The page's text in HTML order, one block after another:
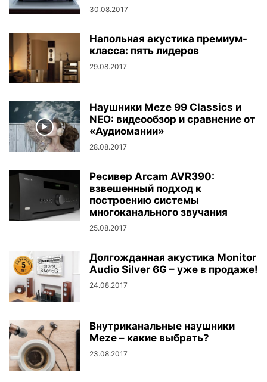
30.08.2017
Напольная акустика премиум-
класса: пять лидеров
29.08.2017
Наушники Meze 99 Classics и
NEO: видеообзор и сравнение от
«Аудиомании»
28.08.2017
Ресивер Arcam AVR390:
взвешенный подход к
построению системы
многоканального звучания
25.08.2017
Долгожданная акустика Monitor
Audio Silver 6G – уже в продаже!
24.08.2017
Внутриканальные наушники
Meze – какие выбрать?
23.08.2017